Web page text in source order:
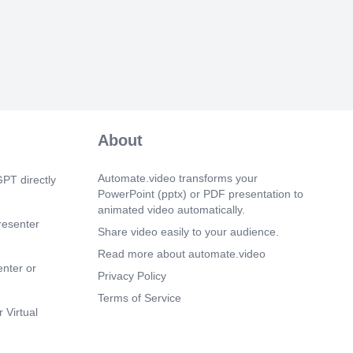
ربع ليمعلل اهعئاضب ليصوتل قيرط
نحش
ةيرادﻹا تﻼكشملا حيضوتو لحل ةيموسرو
ةطبارتم. اهتيمهأ : - عيراشملا ةلودج - نمزلاو
ةقفدتملا ةعسلا ميظعت - يرصبلا حوضولا -
فارحنﻻاو طاشن لكل عقوتملا نمزلا
directly
or
Virtual
About
Automate.video transforms your
PowerPoint (pptx) or PDF presentation to
animated video automatically.
Share video easily to your audience.
Read more about automate.video
Privacy Policy
Terms of Service